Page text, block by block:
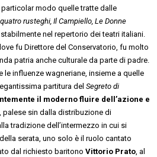
modo quelle tratte dalle
rusteghi, Il Campiello, Le Donne
nel repertorio dei teatri italiani.
fu Direttore del Conservatorio, fu molto
patria anche culturale da parte di padre.
influenze wagneriane, insieme a quelle
partitura delSegreto di
il moderno fluire dell’azione e
, palese sin dalla distribuzione di
tradizione dell’intermezzo in cui si
serata, uno solo è il ruolo cantato
dal richiesto baritonoVittorio Prato , al